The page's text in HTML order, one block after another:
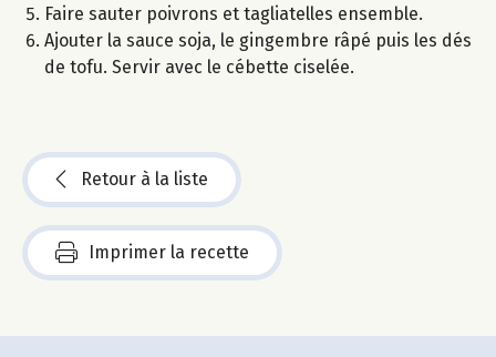
Faire sauter poivrons et tagliatelles ensemble.
Ajouter la sauce soja, le gingembre râpé puis les dés
de tofu. Servir avec le cébette ciselée.
Retour à la liste
Imprimer la recette